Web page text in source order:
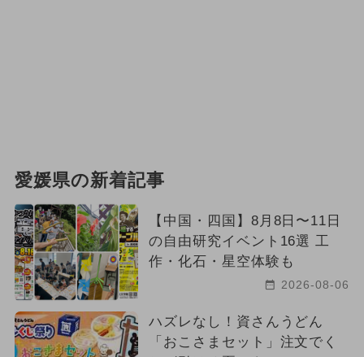
愛媛県の新着記事
【中国・四国】8月8日〜11日
の自由研究イベント16選 工
作・化石・星空体験も
2026-08-06
ハズレなし！資さんうどん
「おこさまセット」注文でく